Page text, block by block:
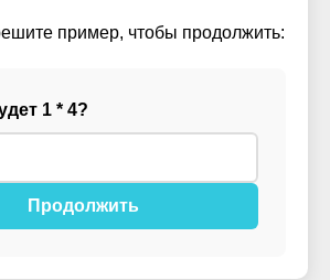
пример, чтобы продолжить:
1 * 4?
Продолжить